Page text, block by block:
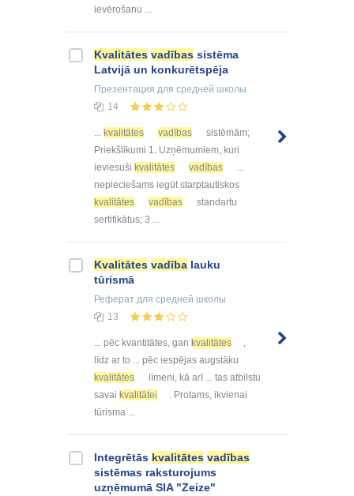
ievērošanu ...
Kvalitātes vadības sistēma
Latvijā un konkurētspēja
Презентация для средней школы
14
kvalitātes vadības
sistēmām;
Priekšlikumi 1. Uzņēmumiem, kuri
ieviesuši kvalitātes vadības
nepieciešams iegūt starptautiskos
kvalitātes
vadības
standartu
sertifikātus; 3 ...
Kvalitātes vadība lauku
tūrismā
Реферат для средней школы
13
... pēc kvantitātes, gan kvalitātes
līdz ar to ... pēc iespējas augstāku
kvalitātes
līmeni, kā arī ... tas atbilstu
savai kvalitātei
. Protams, ikvienai
tūrisma ...
Integrētās kvalitātes vadības
sistēmas raksturojums
uzņēmumā SIA "Zeize"